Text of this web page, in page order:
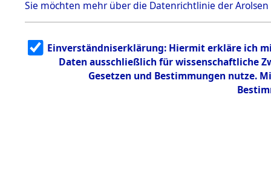
Bayerisches
1.2.9.3
Effekten aus
dem KZ
Neuengamm
Einen Kommentar
Sie möchten mehr über die Datenrichtlinie der Arolsen
Einverständniserklärung: Hiermit erkläre ich
Daten ausschließlich für wissenschaftliche
Gesetzen und Bestimmungen nutze.